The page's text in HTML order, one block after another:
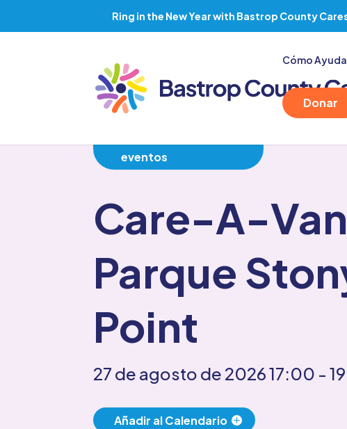
Cómo
Donar
eventos
Care-A-
Parque
Point
27 de agosto de 202617:00 -
Añadir al Calendario
Ring in the New Year with Bastrop County